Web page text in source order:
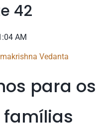
42
AM
Vedanta
para os
famílias